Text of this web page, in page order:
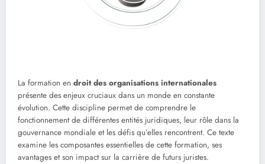
La formation en droit des organisations internationales
présente des enjeux cruciaux dans un monde en constante
évolution. Cette discipline permet de comprendre le
fonctionnement de différentes entités juridiques, leur rôle dans la
gouvernance mondiale et les défis qu’elles rencontrent. Ce texte
examine les composantes essentielles de cette formation, ses
avantages et son impact sur la carrière de futurs juristes.